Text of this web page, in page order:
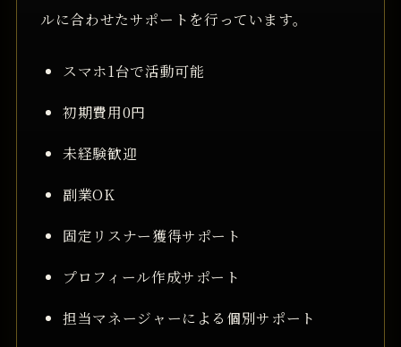
ルに合わせたサポートを行っています。
スマホ1台で活動可能
初期費用0円
未経験歓迎
副業OK
固定リスナー獲得サポート
プロフィール作成サポート
担当マネージャーによる個別サポート